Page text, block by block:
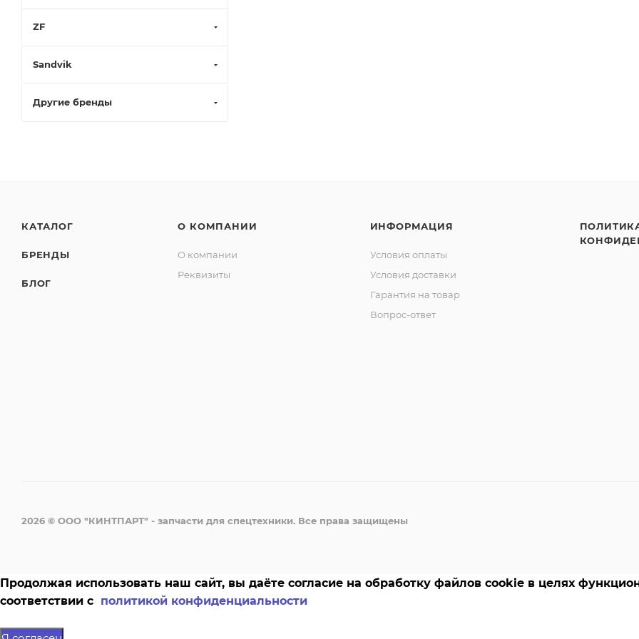
ZF
Sandvik
Другие бренды
КАТАЛОГ
БРЕНДЫ
БЛОГ
О КОМПАНИИ
О компании
Реквизиты
ИНФОРМАЦИЯ
Условия оплаты
Условия доставки
Гарантия на товар
Вопрос-ответ
2026 © ООО "КИНТПАРТ" - запчасти для спецтехники. Все права защищены
Продолжая использовать наш сайт, вы даёте согласие на обработку файлов cookie в целях
соответствии с политикой конфиденциальности